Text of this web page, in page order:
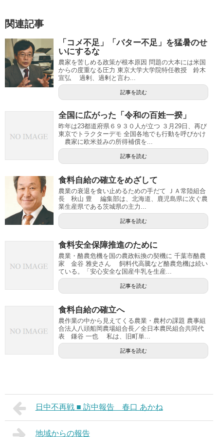
関連記事
「コメ不足」「バター不足」を猛暑のせ
いにするな
農家を苦しめる政策が根本原因 問題の大本には米国
からの度重なる圧力 東京大学大学院特任教授 鈴木
宣弘 過剰、過剰と言わ...
記事を読む
全国に広がった「令和の百姓一揆」
昨年は23都道府県６９３０人が立つ ３月29日、再び
東京でトラクターデモ 全国各地でも行動を呼びかけ
農家に欧米並みの所得補償を...
記事を読む
食料自給の確立をめざして
農業の衰退を食い止めるための手だて ＪＡ常陸組合
長 秋山 豊 編集部は、北海道、鹿児島県に次ぐ農
業生産県である茨城県の主力...
記事を読む
食料安全保障推進のために
農業・酪農危機を国の農政転換の契機に 千葉市酪農
家 金谷 雅史さん 飼料代高騰など酪農危機は続い
ている。「安心安全な国産牛乳を生産...
記事を読む
食料自給の確立へ
農作業の中から見えてくる農業・農村の課題 農事組
合法人八頭船岡農場組合長／全日本農民組合共同代
表 鎌谷 一也 私は、旧町単...
記事を読む
日中不再戦 ■ 訪中報告 春口 あかね
地域からの報告